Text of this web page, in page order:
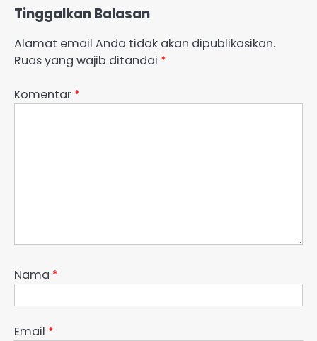
Tinggalkan Balasan
Alamat email Anda tidak akan dipublikasikan.
Ruas yang wajib ditandai *
Komentar *
Nama *
Email *